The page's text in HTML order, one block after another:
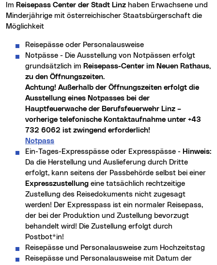
Im Reisepass Center der Stadt Linz haben Erwachsene und
Minderjährige mit österreichischer Staatsbürgerschaft die
Möglichkeit
Reisepässe oder Personalausweise
Notpässe - Die Ausstellung von Notpässen erfolgt
grundsätzlich im Reisepass-Center im Neuen Rathaus,
zu den Öffnungszeiten.
Achtung! Außerhalb der Öffnungszeiten erfolgt die
Ausstellung eines Notpasses bei der
Hauptfeuerwache der Berufsfeuerwehr Linz –
vorherige telefonische Kontaktaufnahme unter +43
732 6062 ist zwingend erforderlich!
Notpass
Ein-Tages-Expresspässe oder Expresspässe - Hinweis:
Da die Herstellung und Auslieferung durch Dritte
erfolgt, kann seitens der Passbehörde selbst bei einer
Expresszustellung eine tatsächlich rechtzeitige
Zustellung des Reisedokuments nicht zugesagt
werden! Der Expresspass ist ein normaler Reisepass,
der bei der Produktion und Zustellung bevorzugt
behandelt wird! Die Zustellung erfolgt durch
Postbot*in!
Reisepässe und Personalausweise zum Hochzeitstag
Reisepässe und Personalausweise mit Datum der